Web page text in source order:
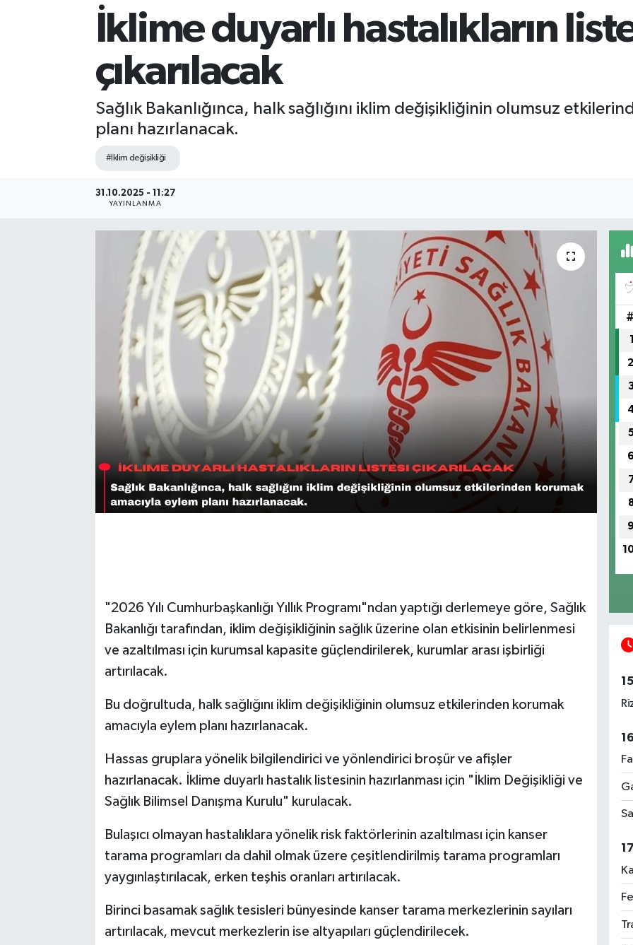
İklime duyarlı hastalıkların
çıkarılacak
Sağlık Bakanlığınca, halk sağlığını iklim değişikliğinin olumsuz
planı hazırlanacak.
#Iklim değişikliği
31.10.2025 - 11:27
YAYINLANMA
"2026 Yılı Cumhurbaşkanlığı Yıllık Programı"ndan yaptığı derlemeye göre, Sağlık
Bakanlığı tarafından, iklim değişikliğinin sağlık üzerine olan etkisinin belirlenmesi
ve azaltılması için kurumsal kapasite güçlendirilerek, kurumlar arası işbirliği
artırılacak.
Bu doğrultuda, halk sağlığını iklim değişikliğinin olumsuz etkilerinden korumak
amacıyla eylem planı hazırlanacak.
Hassas gruplara yönelik bilgilendirici ve yönlendirici broşür ve afişler
hazırlanacak. İklime duyarlı hastalık listesinin hazırlanması için "İklim Değişikliği ve
Sağlık Bilimsel Danışma Kurulu" kurulacak.
Bulaşıcı olmayan hastalıklara yönelik risk faktörlerinin azaltılması için kanser
tarama programları da dahil olmak üzere çeşitlendirilmiş tarama programları
yaygınlaştırılacak, erken teşhis oranları artırılacak.
Birinci basamak sağlık tesisleri bünyesinde kanser tarama merkezlerinin sayıları
artırılacak, mevcut merkezlerin ise altyapıları güçlendirilecek.
#
1
2
6
9